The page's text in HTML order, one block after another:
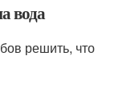
вода
решить, что